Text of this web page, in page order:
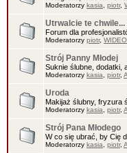
Moderatorzy kasia piotr,
Utrwalcie te
Forum dla
Moderatorzy piotr,
Strój Panny Młodej
Suknie ślubne, dodatki,
Moderatorzy kasia piotr,
Uroda
Makijaż ślubny, fryzura
Moderatorzy kasia piotr,
Strój Pana Młodego
W co się ubrać, by Cię
Moderatorzy kasia piotr,